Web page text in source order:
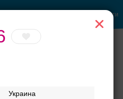
Украина
Войти